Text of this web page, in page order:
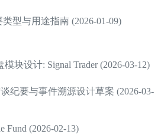
型与用途指南 (2026-01-09)
块设计: Signal Trader (2026-03-12)
谈纪要与事件溯源设计草案 (2026-03-
Fund (2026-02-13)